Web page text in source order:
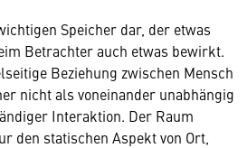
Speicher dar, der etwas
Betrachter auch etwas bewirkt.
Beziehung zwischen Mensch
nicht als voneinander unabhängig
Interaktion. Der Raum
den statischen Aspekt von Ort,